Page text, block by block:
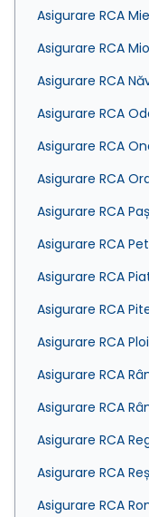
Asigurare RCA
Asigurare RCA
Asigurare RCA
Asigurare RCA
Asigurare RCA
Asigurare RCA
Asigurare RCA
Asigurare RCA
Asigurare RCA
Asigurare RCA
Asigurare RCA
Asigurare RCA
Asigurare RCA
Asigurare RCA
Asigurare RCA
Asigurare RCA